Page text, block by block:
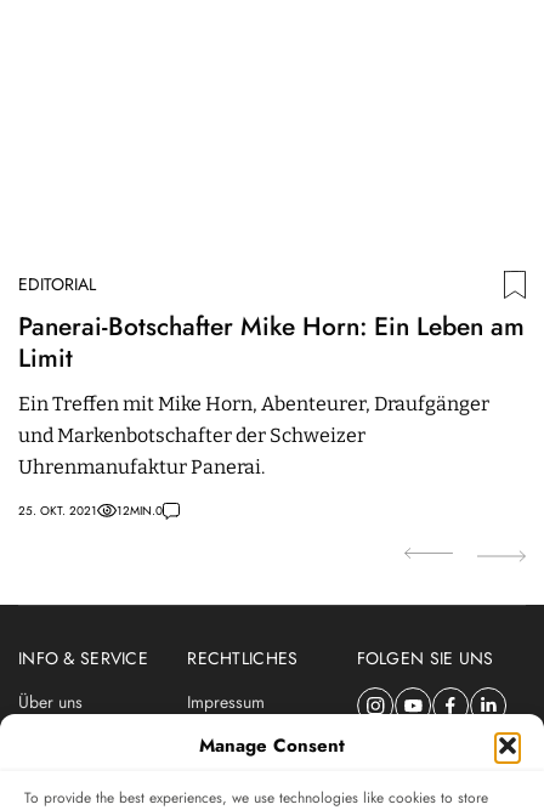
Manage Consent
To provide the best experiences, we use technologies like cookies to store
EDITORIAL
Panerai-Botschafter Mike Horn: Ein Leben am
Limit
Ein Treffen mit Mike Horn, Abenteurer, Draufgänger
und Markenbotschafter der Schweizer
Uhrenmanufaktur Panerai.
25. OKT. 2021 12MIN.0
INFO & SERVICE
Über uns
RECHTLICHES
Impressum
Datenschutzerklärung
FOLGEN SIE UNS